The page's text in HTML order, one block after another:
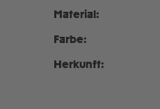
Material:
Farbe:
Herkunft: